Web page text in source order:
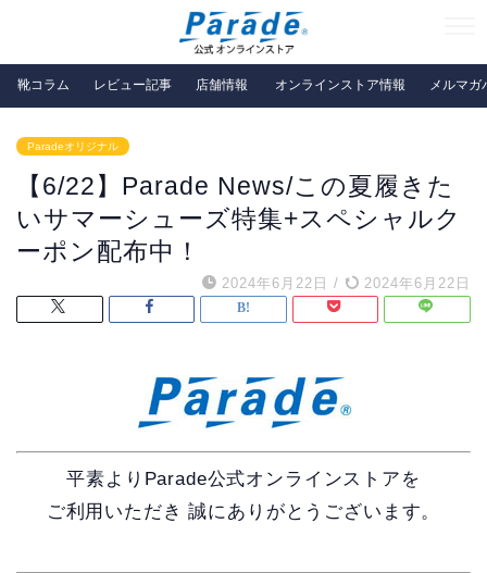
靴コラム レビュー記事 店舗情報 オンラインストア情報 メルマガ
Paradeオリジナル
【6/22】Parade News/この夏履きた
いサマーシューズ特集+スペシャルク
ーポン配布中！
2024年6月22日 / 2024年6月22日
平素よりParade公式オンラインストアを
ご利用いただき 誠にありがとうございます。